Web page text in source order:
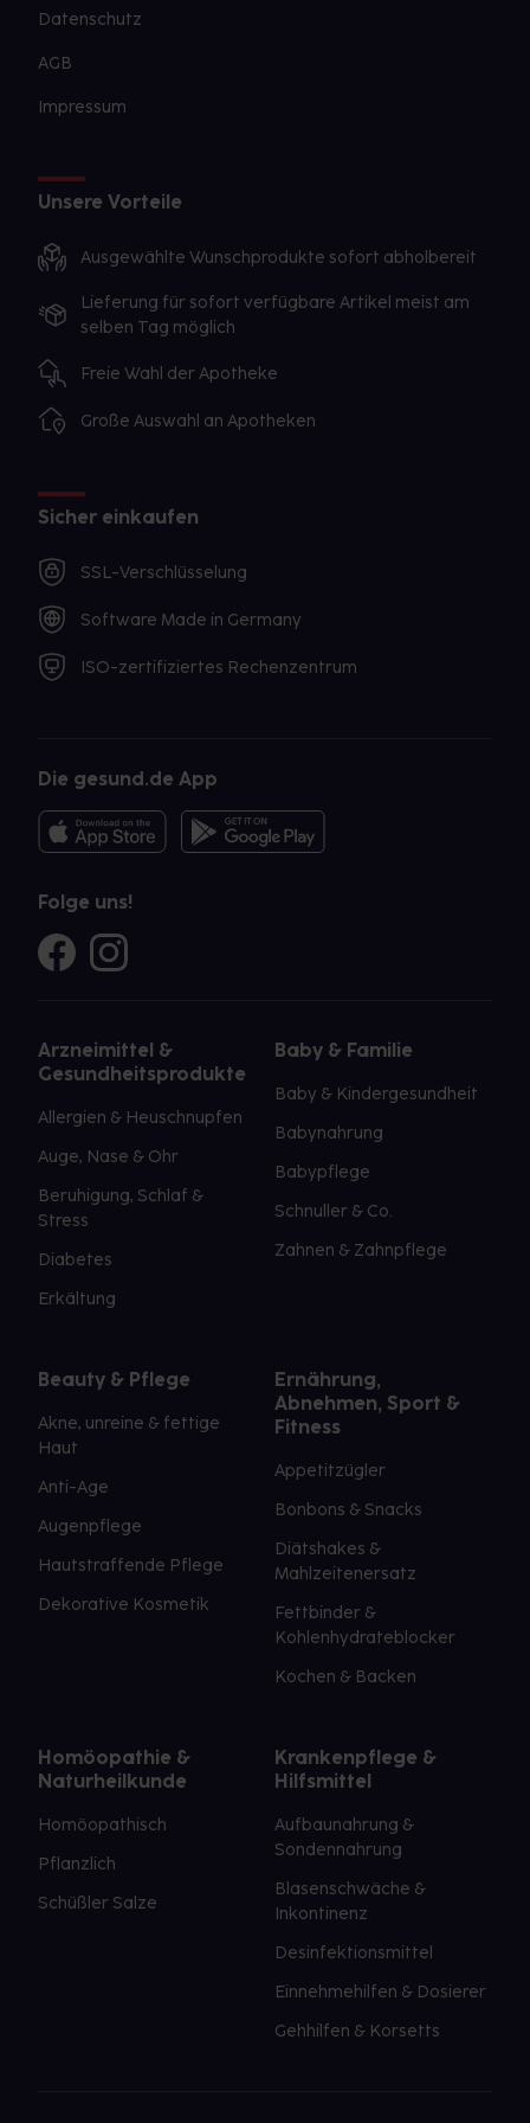
Datenschutz
AGB
Impressum
Unsere Vorteile
Ausgewählte Wunschprodukte sofort abholbereit
Lieferung für sofort verfügbare Artikel meist am
selben Tag möglich
Freie Wahl der Apotheke
Große Auswahl an Apotheken
Sicher einkaufen
SSL-Verschlüsselung
Software Made in Germany
ISO-zertifiziertes Rechenzentrum
Die gesund.de App
Folge uns!
Arzneimittel &
Gesundheitsprodukte
Allergien & Heuschnupfen
Auge, Nase & Ohr
Beruhigung, Schlaf &
Stress
Diabetes
Erkältung
Baby & Familie
Baby & Kindergesundheit
Babynahrung
Babypflege
Schnuller & Co.
Zahnen & Zahnpflege
Beauty & Pflege
Akne, unreine & fettige
Haut
Anti-Age
Augenpflege
Hautstraffende Pflege
Dekorative Kosmetik
Ernährung,
Abnehmen, Sport &
Fitness
Appetitzügler
Bonbons & Snacks
Diätshakes &
Mahlzeitenersatz
Fettbinder &
Kohlenhydrateblocker
Kochen & Backen
Homöopathie &
Naturheilkunde
Homöopathisch
Pflanzlich
Schüßler Salze
Krankenpflege &
Hilfsmittel
Aufbaunahrung &
Sondennahrung
Blasenschwäche &
Inkontinenz
Desinfektionsmittel
Einnehmehilfen & Dosierer
Gehhilfen & Korsetts